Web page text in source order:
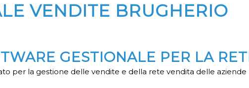
VENDITE BRUGHERIO
GESTIONALE PER LA
per la gestione delle vendite e della rete vendita delle aziende